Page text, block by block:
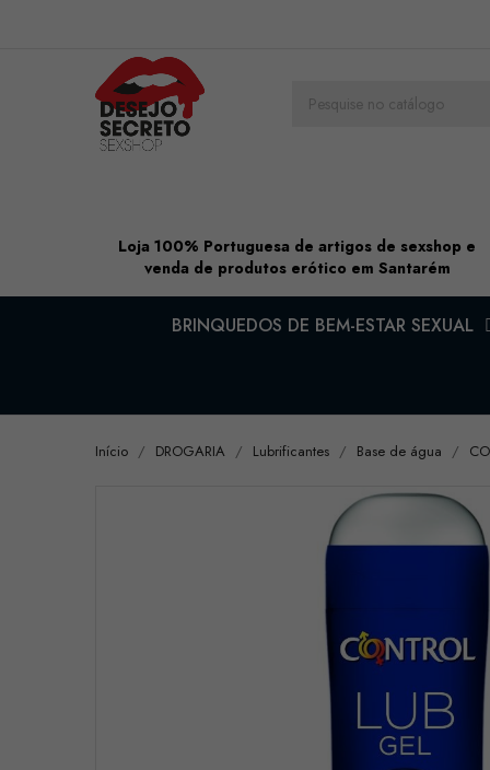
Loja 100% Portuguesa de artigos de sexshop e
venda de produtos erótico em Santarém
BRINQUEDOS DE BEM-ESTAR SEXUAL
Início DROGARIA Lubrificantes Base de água